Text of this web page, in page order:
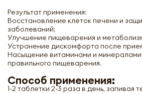
Результат применения:
Восстановление клеток печени и
заболеваний;
Улучшение пищеварения и
Устранение дискомфорта после
Насыщение витаминами и
правильного пищеварения.
Способ применения:
1-2 таблетки 2-3 раза в день, запивая